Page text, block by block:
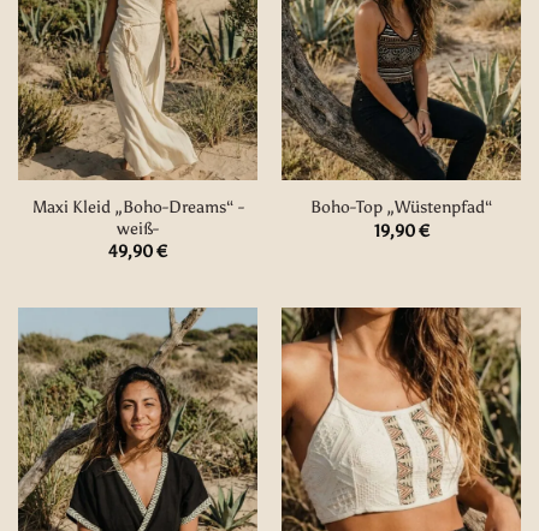
Maxi Kleid „Boho-Dreams“ -
weiß-
49,90€
Boho-Top „Wüstenpfad“
19,90€